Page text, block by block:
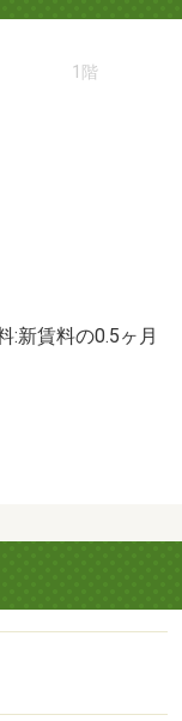
1階
:新賃料の0.5ヶ月